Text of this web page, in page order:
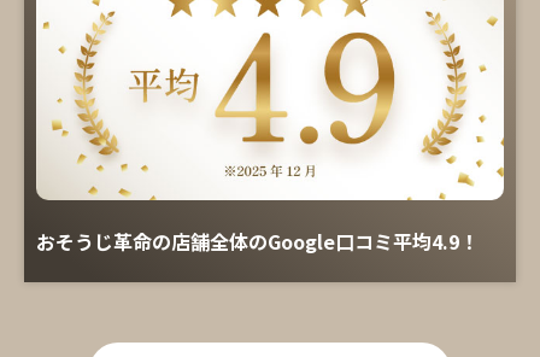
おそうじ革命の店舗全体のGoogle口コミ平均4.9！